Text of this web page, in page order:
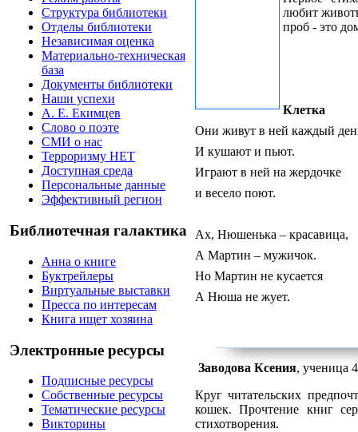
Структура библиотеки
Отделы библиотеки
Независимая оценка
Материально-техническая
база
Документы библиотеки
Наши успехи
А. Е. Екимцев
Слово о поэте
СМИ о нас
Терроризму НЕТ
Доступная среда
Персональные данные
Эффективный регион
Библиотечная галактика
Анна о книге
Буктрейлеры
Виртуальные выставки
Пресса по интересам
Книга ищет хозяина
Электронные ресурсы
Подписные ресурсы
Собственные ресурсы
Тематические ресурсы
Викторины
любит
проб - это
Клетка
Они живут в ней каждый
И кушают и пьют.
Играют в ней на жердочке
и весело поют.
Ах, Нюшенька – красавица,
А Мартин – мужичок.
Но Мартин не кусается
А Нюша не жует.
Заводова Ксения, ученица
Круг читательских
кошек. Прочтение книг
стихотворения.